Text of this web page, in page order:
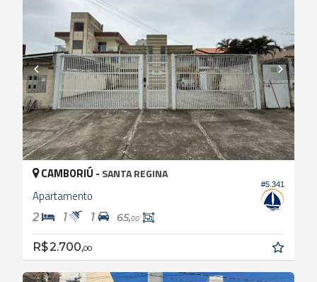
#5.341
CAMBORIÚ - SANTA REGINA
Apartamento
2 1 1 65,00
R$ 2.700,00